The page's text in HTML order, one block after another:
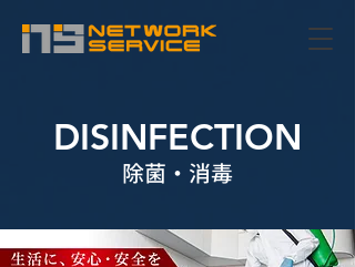
DISINFECTION
除菌・消毒